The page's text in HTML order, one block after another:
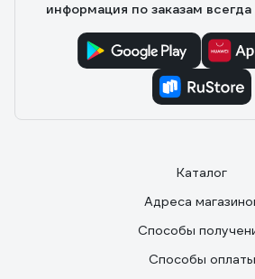
информация по заказам
Каталог
Адреса
Способы
Способы оплаты